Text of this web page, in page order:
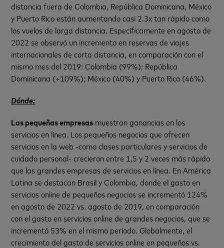
distancia fuera de Colombia, República Dominicana, México
y Puerto Rico están aumentando casi 2.3x tan rápido como
los vuelos de larga distancia. Específicamente en agosto de
2022 se observó un incremento en reservas de viajes
internacionales de corta distancia, en comparación con el
mismo mes del 2019: Colombia (99%); República
Dominicana (+109%); México (40%) y Puerto Rico (46%).
Dónde:
Las pequeñas empresas muestran ganancias en los
servicios en línea. Los pequeños negocios que ofrecen
servicios en la web -como clases particulares y servicios de
cuidado personal- crecieron entre 1,5 y 2 veces más rápido
que las grandes empresas de servicios en línea. En América
Latina se destacan Brasil y Colombia, donde el gasto en
servicios online de pequeños negocios se incrementó 124%
en agosto de 2022 vs. agosto de 2019, en comparación
con el gasto en servicios online de grandes negocios, que se
incrementó 53% en el mismo período. Globalmente, el
crecimiento del gasto de servicios online en pequeños vs.